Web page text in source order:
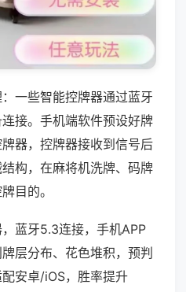
一些智能控牌器通过蓝牙
接。手机端软件预设好牌
器，控牌器接收到信号后
构，在麻将机洗牌、码牌
目的。
蓝牙5.3连接，手机APP
层分布、花色堆积，预判
安卓/iOS，胜率提升